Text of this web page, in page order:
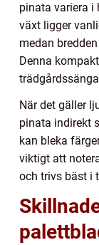
pinata variera i
växt ligger
medan
Denna
När det gäller
pinata indirekt
kan bleka
viktigt att
och trivs bäst i